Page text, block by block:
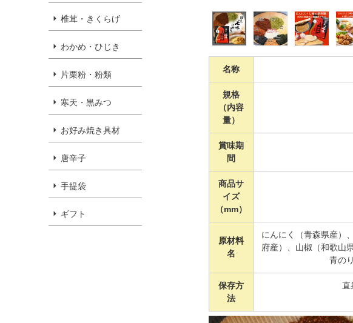
椎茸・きくらげ
わかめ・ひじき
片栗粉・粉類
寒天・黒みつ
お好み焼き具材
唐辛子
手提袋
ギフト
名称
規格
（内容
量）
賞味期
間
商品サ
イズ
（mm）
原材料
名
にんにく（青森県産）
府産）、山椒（和歌山
青の
保存方
法
直